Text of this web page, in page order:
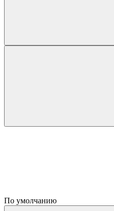
По умолчанию